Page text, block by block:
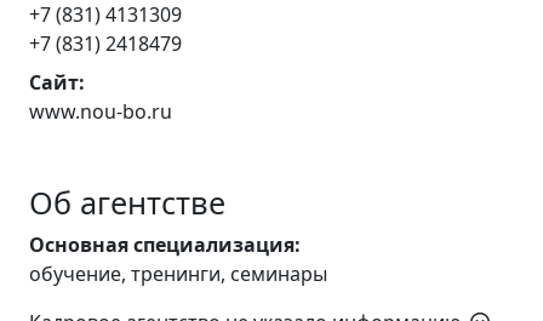
+7 (831) 4131309
+7 (831) 2418479
Сайт:
www.nou-bo.ru
Об агентстве
Основная специализация:
обучение, тренинги, семинары